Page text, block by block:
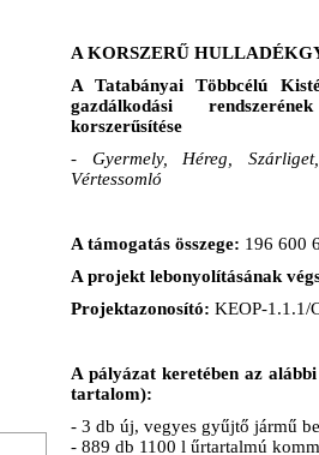
A KORSZERŰ
A Tatabányai Többcélú
gazdálkodási
korszerűsítése
- Gyermely, Héreg,
Vértessomló
A támogatás összege: 196 600
A projekt lebonyolításának
Projektazonosító: KEOP-1.1.1/
A pályázat keretében az
tartalom):
- 3 db új, vegyes gyűjtő jármű
- 889 db 1100 l űrtartalmú